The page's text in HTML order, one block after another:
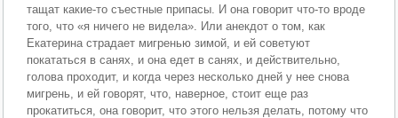
тащат какие-то съестные припасы. И она говорит что-то вроде
того, что «я ничего не видела». Или анекдот о том, как
Екатерина страдает мигренью зимой, и ей советуют
покататься в санях, и она едет в санях, и действительно,
голова проходит, и когда через несколько дней у нее снова
мигрень, и ей говорят, что, наверное, стоит еще раз
прокатиться, она говорит, что этого нельзя делать, потому что